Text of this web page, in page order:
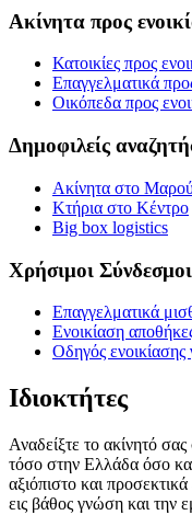
Ακίνητα προς
Κατοικίες προς
Επαγγελματικά
Οικόπεδα προς
Δημοφιλείς
Ακίνητα στο
Κτήρια στο Κέντρο
Big box logistics
Χρήσιμοι Σύνδεσμοι
Επαγγελματικά
Ενοικίαση
Οδηγός ενοικίασης
Ιδιοκτήτες
Αναδείξτε το ακίνητό
τόσο στην Ελλάδα όσο
αξιόπιστο και
εις βάθος γνώση και την